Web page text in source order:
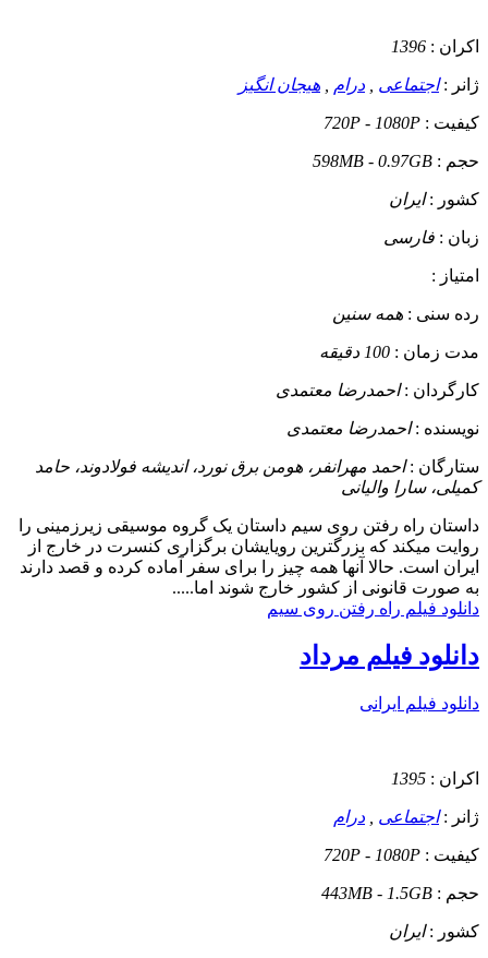
اکران : 1396
ژانر :اجتماعی درام هیجان انگیز
کیفیت : 720P - 1080P
حجم : 598MB - 0.97GB
کشور :ایران
زبان : فارسی
امتیاز :
رده سنی : همه سنین
مدت زمان : 100 دقیقه
کارگردان :احمدرضا معتمدی
نویسنده :احمدرضا معتمدی
ستارگان :احمد مهرانفر، هومن برق نورد، اندیشه فولادوند، حامد
کمیلی، سارا والیانی
داستان راه رفتن روی سیم داستان یک گروه موسیقی زیرزمینی را
روایت میکند که بزرگترین رویایشان برگزاری کنسرت در خارج از
ایران است. حالا آنها همه چیز را برای سفر آماده کرده و قصد دارند
به صورت قانونی از کشور خارج شوند اما.....
دانلود فیلم راه رفتن روی سیم
دانلود فیلم مرداد
دانلود فیلم ایرانی
اکران : 1395
ژانر :اجتماعی درام
کیفیت : 720P - 1080P
حجم : 443MB - 1.5GB
کشور :ایران